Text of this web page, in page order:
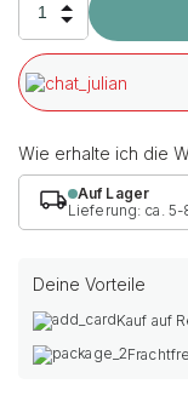
Wie erhalte ich die
Auf Lager
Lieferung: ca. 5-
Deine Vorteile
Kauf auf